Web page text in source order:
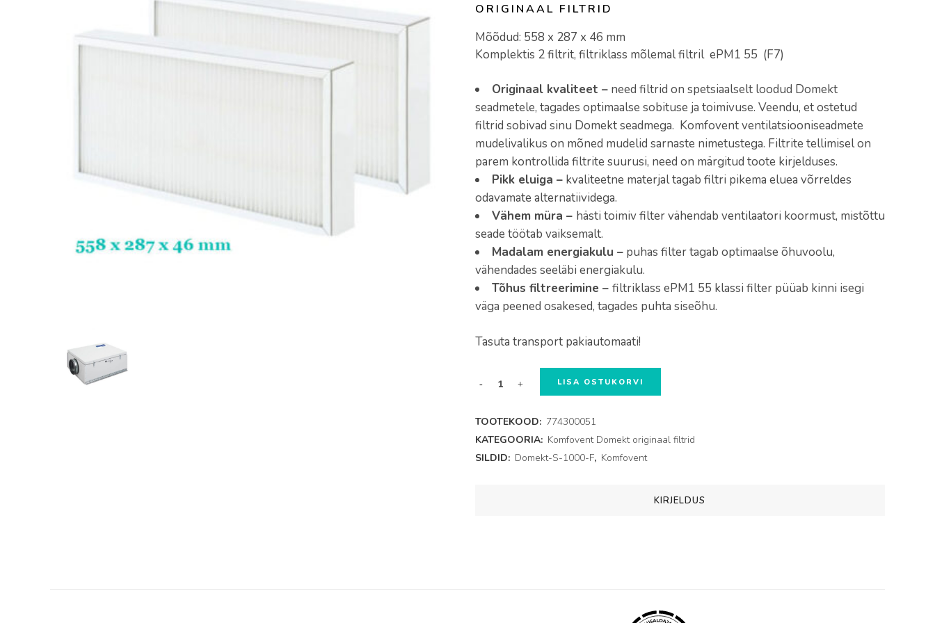
ORIGINAAL FILTRID
Mõõdud: 558 x 287 x 46 mm
Komplektis 2 filtrit, filtriklass mõlemal filtril ePM1 55 (F7)
Originaal kvaliteet –need filtrid on spetsiaalselt loodud Domekt
seadmetele, tagades optimaalse sobituse ja toimivuse. Veendu, et ostetud
filtrid sobivad sinu Domekt seadmega. Komfovent ventilatsiooniseadmete
mudelivalikus on mõned mudelid sarnaste nimetustega. Filtrite tellimisel on
parem kontrollida filtrite suurusi, need on märgitud toote kirjelduses.
Pikk eluiga –kvaliteetne materjal tagab filtri pikema eluea võrreldes
odavamate alternatiividega.
Vähem müra – hästi toimiv filter vähendab ventilaatori koormust, mistõttu
seade töötab vaiksemalt.
Madalam energiakulu –puhas filter tagab optimaalse õhuvoolu,
vähendades seeläbi energiakulu.
Tõhus filtreerimine – filtriklass ePM1 55 klassi filter püüab kinni isegi
väga peened osakesed, tagades puhta siseõhu.
Tasuta transport pakiautomaati!
Domekt-
1000-
F
LISA OSTUKORVI
TOOTEKOOD: 774300051
KATEGOORIA: Komfovent Domekt originaal filtrid
SILDID: Domekt-S-1000-F, Komfovent
KIRJELDUS